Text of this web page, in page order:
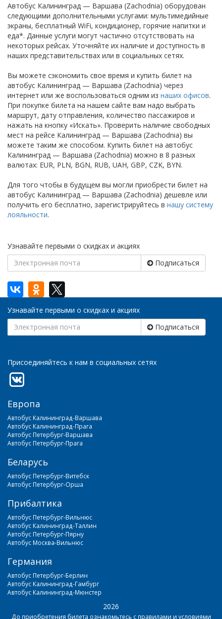
Автобус Калининград — Варшава (Zachodnia) оборудован
следующими дополнительными услугами: мультимедийные
экраны, бесплатный WiFi, кондиционер, горячие напитки и
еда*. Данные услуги могут частично отсутствовать на
некоторых рейсах. Уточняйте их наличие и доступность в
наших представительствах или в социальных сетях.
Вы можете сэкономить свое время и купить билет на
автобус Калининград — Варшава (Zachodnia) через
интернет или же воспользоваться одним из наших офисов.
При покупке билета на нашем сайте вам надо выбрать
маршрут, дату отправления, количество пассажиров и
нажать на кнопку «Искать». Проверить наличие свободных
мест на рейсе Калининград — Варшава (Zachodnia) вы
можете таким же способом. Купить билет на автобус
Калининград — Варшава (Zachodnia) можно в 8 разных
валютах: EUR, PLN, BGN, RUB, UAH, GBP, CZK, BYN.
Для того чтобы в будущем вы могли приобрести билет на
автобус Калининград — Варшава (Zachodnia) дешевле или
получить его бесплатно, зарегистрируйтесь в нашу систему
лояльности.
Узнавайте первыми о скидках и акциях
Подписаться
Узнавайте первыми о скидках и акциях
Подписаться
Присоединяйтесь к нам в социальных сетях
Европа
Автобус Калининград-Варшава
Автобус Калининград-Прага
Автобус Петербург-Варшава
Автобус Петербург-Прага
Беларусь
Автобус Петербург-Витебск
Автобус Петербург-Орша
Прибалтика
Автобус Петербург-Вильнюс
Автобус Калининград-Таллин
Автобус Петербург-Пярну
Автобус Москва-Вильнюс
Германия
Автобус Петербург-Берлин
Автобус Калининград-Гамбург
Автобус Калининград-Мюнстер
2026
До приобретения билета ознакомьтесь с правилами и условиями